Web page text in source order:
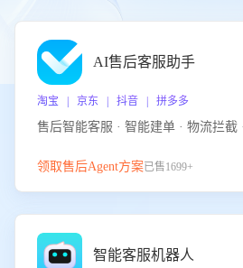
AI售后客服助手
淘宝 | 京东 | 抖音 | 拼多多
领取售后Agent方案已售1699+
智能客服机器人